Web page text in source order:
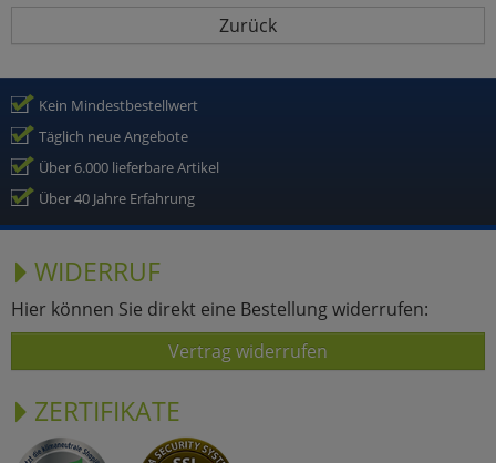
Zurück
Kein Mindestbestellwert
Täglich neue Angebote
Über 6.000 lieferbare Artikel
Über 40 Jahre Erfahrung
WIDERRUF
Hier können Sie direkt eine Bestellung widerrufen:
Vertrag widerrufen
ZERTIFIKATE